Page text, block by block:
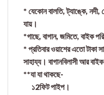
* যেকোন বালতি, ট্যাঙ্কে, নদী,
যায়।
*গাছে, বাগান, জমিতে, বাইক
* প্রতিবার ওয়াশের এতো টাকা
সাহায্য। বাগানবিলাসী আর
**যা যা থাকছে-
১2ফিট পাইপ।